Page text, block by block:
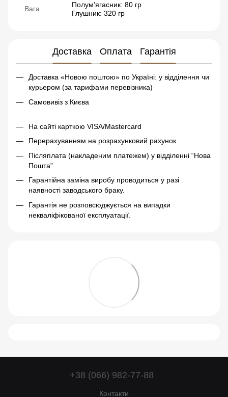
Вага
Полум'ягасник: 80 гр
Глушник: 320 гр
Доставка Оплата Гарантія
Доставка «Новою поштою» по Україні: у відділення чи
курьером (за тарифами перевізника)
Самовивіз з Києва
На сайті карткою VISA/Mastercard
Перерахуванням на розрахунковий рахунок
Післяплата (накладеним платежем) у відділенні “Нова
Пошта”
Гарантійна заміна виробу проводиться у разі
наявності заводського браку.
Гарантія не розповсюджується на випадки
некваліфікованої експлуатації.
+38 (066) 982-77-88
Контакти